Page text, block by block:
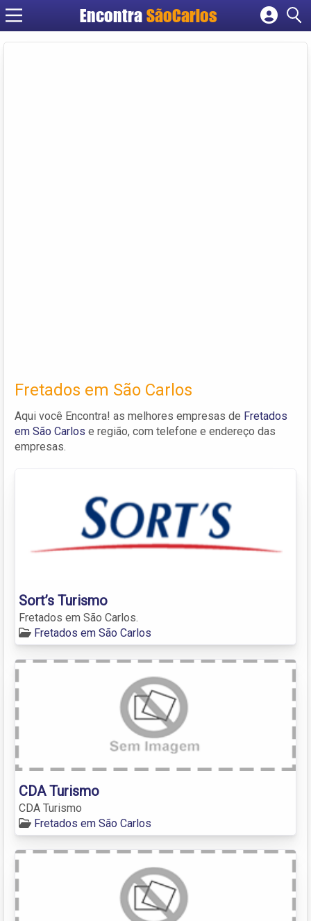
EncontraSãoCarlos
Cadastrar empresa
Fretados em São Carlos
Aqui você Encontra! as melhores empresas de Fretados
em São Carlos e região, com telefone e endereço das
empresas.
Sort’s Turismo
Fretados em São Carlos.
Fretados em São Carlos
CDA Turismo
CDA Turismo
Fretados em São Carlos